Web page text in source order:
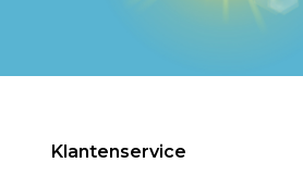
Klantenservice